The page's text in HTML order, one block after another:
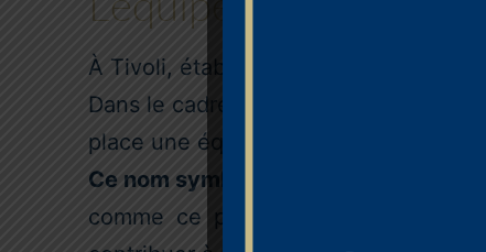
À Tivoli, établissement jésuite de
Dans le cadre de la politique 3PF
place une équipe dédiée : Colibris.
Ce nom symbolise notre
comme ce petit oiseau qui fait sa